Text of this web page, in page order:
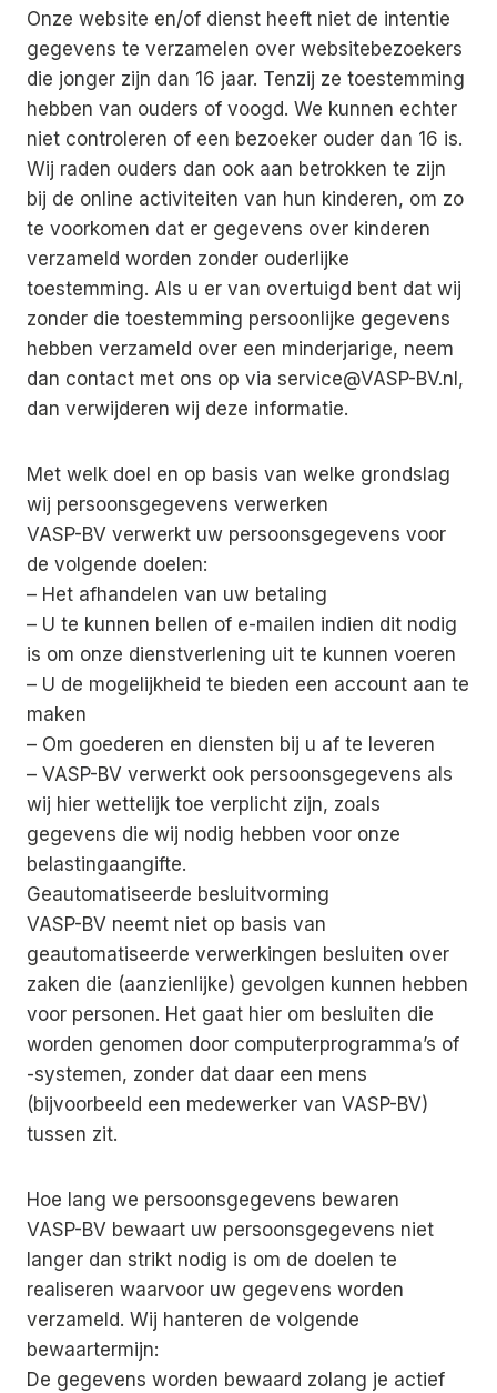
Onze website en/of dienst heeft niet de intentie
gegevens te verzamelen over websitebezoekers
die jonger zijn dan 16 jaar. Tenzij ze toestemming
hebben van ouders of voogd. We kunnen echter
niet controleren of een bezoeker ouder dan 16 is.
Wij raden ouders dan ook aan betrokken te zijn
bij de online activiteiten van hun kinderen, om zo
te voorkomen dat er gegevens over kinderen
verzameld worden zonder ouderlijke
toestemming. Als u er van overtuigd bent dat wij
zonder die toestemming persoonlijke gegevens
hebben verzameld over een minderjarige, neem
dan contact met ons op via service@VASP-BV.nl,
dan verwijderen wij deze informatie.
Met welk doel en op basis van welke grondslag
wij persoonsgegevens verwerken
VASP-BV verwerkt uw persoonsgegevens voor
de volgende doelen:
– Het afhandelen van uw betaling
– U te kunnen bellen of e-mailen indien dit nodig
is om onze dienstverlening uit te kunnen voeren
– U de mogelijkheid te bieden een account aan te
maken
– Om goederen en diensten bij u af te leveren
– VASP-BV verwerkt ook persoonsgegevens als
wij hier wettelijk toe verplicht zijn, zoals
gegevens die wij nodig hebben voor onze
belastingaangifte.
Geautomatiseerde besluitvorming
VASP-BV neemt niet op basis van
geautomatiseerde verwerkingen besluiten over
zaken die (aanzienlijke) gevolgen kunnen hebben
voor personen. Het gaat hier om besluiten die
worden genomen door computerprogramma’s of
-systemen, zonder dat daar een mens
(bijvoorbeeld een medewerker van VASP-BV)
tussen zit.
Hoe lang we persoonsgegevens bewaren
VASP-BV bewaart uw persoonsgegevens niet
langer dan strikt nodig is om de doelen te
realiseren waarvoor uw gegevens worden
verzameld. Wij hanteren de volgende
bewaartermijn:
De gegevens worden bewaard zolang je actief